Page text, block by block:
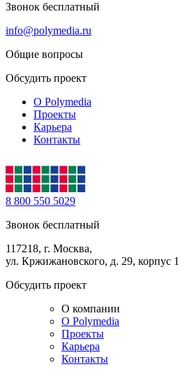
Звонок бесплатный
info@polymedia.ru
Общие вопросы
Обсудить проект
О Polymedia
Проекты
Карьера
Контакты
8 800 550 5029
Звонок бесплатный
117218, г. Москва,
ул. Кржижановского, д. 29, корпус 1
Обсудить проект
О компании
О Polymedia
Проекты
Карьера
Контакты